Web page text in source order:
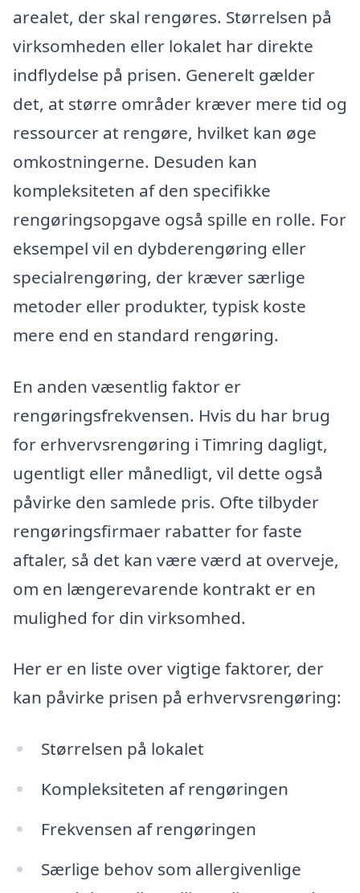
arealet, der skal rengøres. Størrelsen på
virksomheden eller lokalet har direkte
indflydelse på prisen. Generelt gælder
det, at større områder kræver mere tid og
ressourcer at rengøre, hvilket kan øge
omkostningerne. Desuden kan
kompleksiteten af den specifikke
rengøringsopgave også spille en rolle. For
eksempel vil en dybderengøring eller
specialrengøring, der kræver særlige
metoder eller produkter, typisk koste
mere end en standard rengøring.
En anden væsentlig faktor er
rengøringsfrekvensen. Hvis du har brug
for erhvervsrengøring i Timring dagligt,
ugentligt eller månedligt, vil dette også
påvirke den samlede pris. Ofte tilbyder
rengøringsfirmaer rabatter for faste
aftaler, så det kan være værd at overveje,
om en længerevarende kontrakt er en
mulighed for din virksomhed.
Her er en liste over vigtige faktorer, der
kan påvirke prisen på erhvervsrengøring:
Størrelsen på lokalet
Kompleksiteten af rengøringen
Frekvensen af rengøringen
Særlige behov som allergivenlige